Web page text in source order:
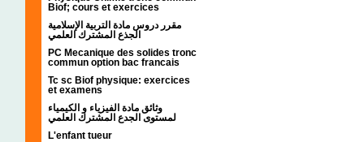
Biof; cours et exercices
مقرر دروس مادة التربية الإسلامية
الجذع المشترك العلمي
PC Mecanique des solides tronc
commun option bac francais
Tc sc Biof physique: exercices
et examens
وثائق مادة الفيزياء و الكيمياء
L'enfant tueur